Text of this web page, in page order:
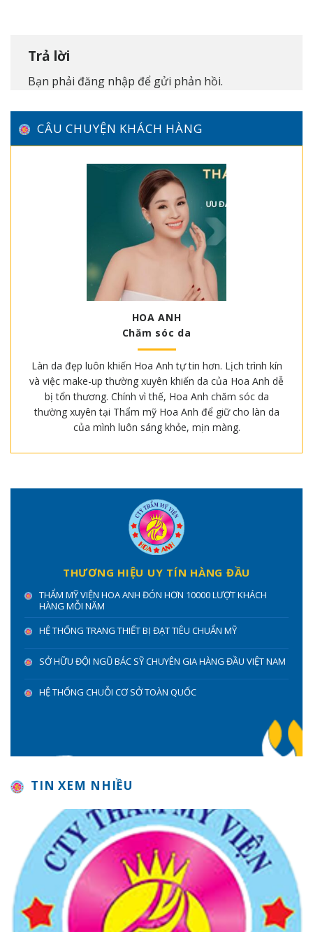
Trả lời
Bạn phải đăng nhập để gửi phản hồi.
CÂU CHUYỆN KHÁCH HÀNG
HOA ANH
Chăm sóc da
Làn da đẹp luôn khiến Hoa Anh tự tin hơn. Lịch trình kín
và việc make-up thường xuyên khiến da của Hoa Anh dễ
bị tổn thương. Chính vì thế, Hoa Anh chăm sóc da
thường xuyên tại Thẩm mỹ Hoa Anh để giữ cho làn da
của mình luôn sáng khỏe, mịn màng.
THƯƠNG HIỆU UY TÍN HÀNG ĐẦU
THẨM MỸ VIỆN HOA ANH ĐÓN HƠN 10000 LƯỢT KHÁCH
HÀNG MỖI NĂM
HỆ THỐNG TRANG THIẾT BỊ ĐẠT TIÊU CHUẨN MỸ
SỞ HỮU ĐỘI NGŨ BÁC SỸ CHUYÊN GIA HÀNG ĐẦU VIỆT NAM
HỆ THỐNG CHUỖI CƠ SỞ TOÀN QUỐC
TIN XEM NHIỀU